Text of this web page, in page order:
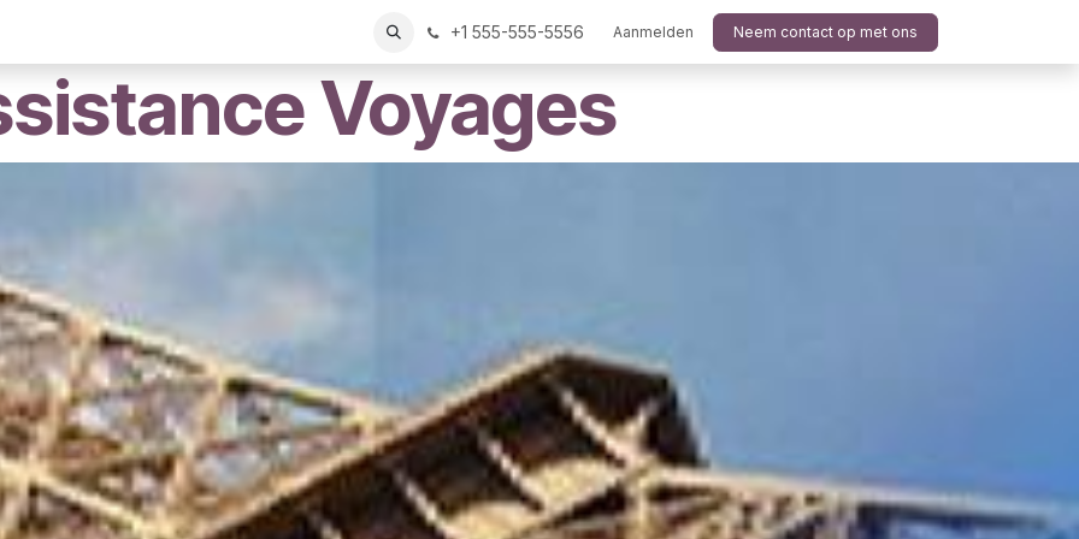
+1 555-555-5556 Aanmelden Neem contact op met ons
Voyages